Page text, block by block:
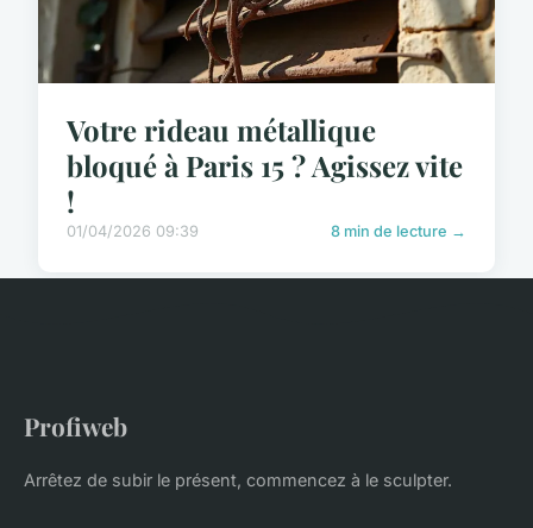
Votre rideau métallique
bloqué à Paris 15 ? Agissez vite
!
01/04/2026 09:39 8 min de lecture →
Profiweb
Arrêtez de subir le présent, commencez à le sculpter.